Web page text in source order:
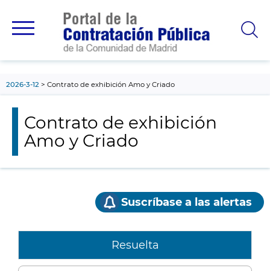
principal
2026-3-12 Contrato de exhibición Amo y Criado
Contrato de exhibición
Amo y Criado
Suscríbase a las alertas
Resuelta